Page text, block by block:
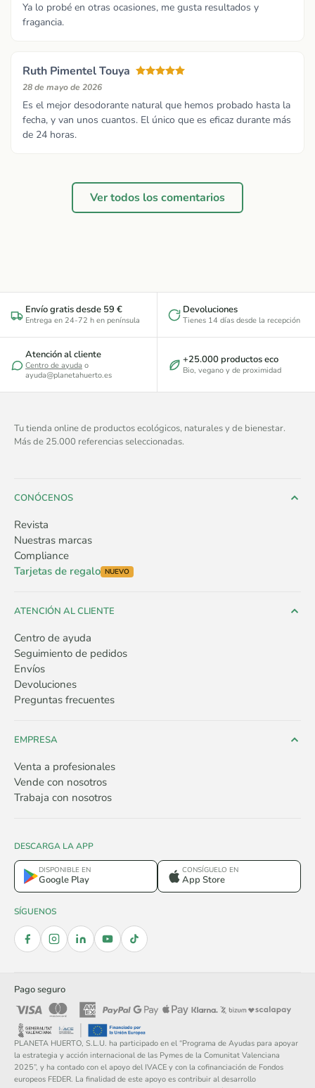
Ya lo probé en otras ocasiones, me gusta resultados y
fragancia.
Ruth Pimentel Touya
28 de mayo de 2026
Es el mejor desodorante natural que hemos probado hasta la
fecha, y van unos cuantos. El único que es eficaz durante más
de 24 horas.
Ver todos los comentarios
Envío gratis desde 59 €
Entrega en 24-72 h en península
Devoluciones
Tienes 14 días desde la recepción
Atención al cliente
Centro de ayuda o
ayuda@planetahuerto.es
+25.000 productos eco
Bio, vegano y de proximidad
Tu tienda online de productos ecológicos, naturales y de bienestar.
Más de 25.000 referencias seleccionadas.
CONÓCENOS
Revista
Nuestras marcas
Compliance
Tarjetas de regalo NUEVO
ATENCIÓN AL CLIENTE
Centro de ayuda
Seguimiento de pedidos
Envíos
Devoluciones
Preguntas frecuentes
EMPRESA
Venta a profesionales
Vende con nosotros
Trabaja con nosotros
DESCARGA LA APP
DISPONIBLE EN
Google Play
CONSÍGUELO EN
App Store
SÍGUENOS
Pago seguro
PLANETA HUERTO, S.L.U. ha participado en el “Programa de Ayudas para apoyar
la estrategia y acción internacional de las Pymes de la Comunitat Valenciana
2025”, y ha contado con el apoyo del IVACE y con la cofinanciación de Fondos
europeos FEDER. La finalidad de este apoyo es contribuir al desarrollo